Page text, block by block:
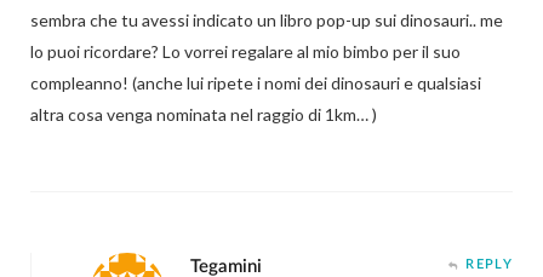
sembra che tu avessi indicato un libro pop-up sui dinosauri.. me
lo puoi ricordare? Lo vorrei regalare al mio bimbo per il suo
compleanno! (anche lui ripete i nomi dei dinosauri e qualsiasi
altra cosa venga nominata nel raggio di 1km… )
Tegamini REPLY